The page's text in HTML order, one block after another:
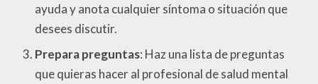
ayuda y anota cualquier síntoma o situación que
desees discutir.
Prepara preguntas: Haz una lista de preguntas
que quieras hacer al profesional de salud mental